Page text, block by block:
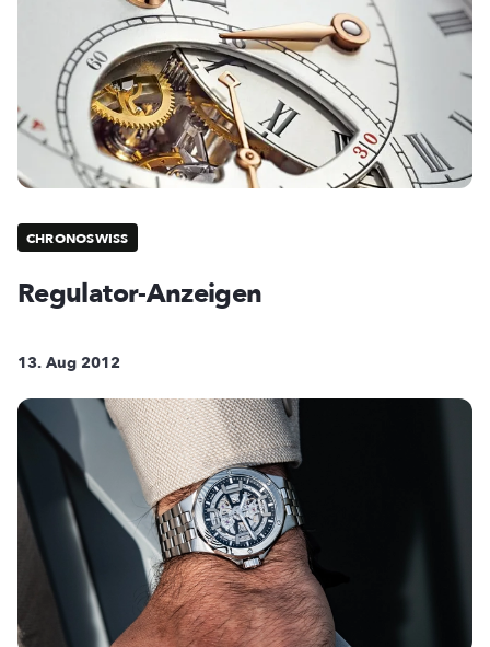
CHRONOSWISS
Regulator-Anzeigen
13. Aug 2012